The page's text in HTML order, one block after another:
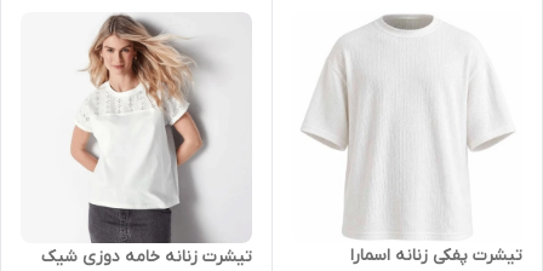
تیشرت پفکی زنانه اسمارا
تیشرت زنانه خامه دوزی شیک